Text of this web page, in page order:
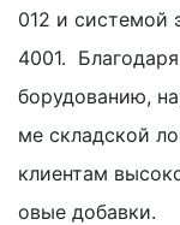
012 и системой
4001.
борудованию,
ме складской
клиентам
овые добавки.